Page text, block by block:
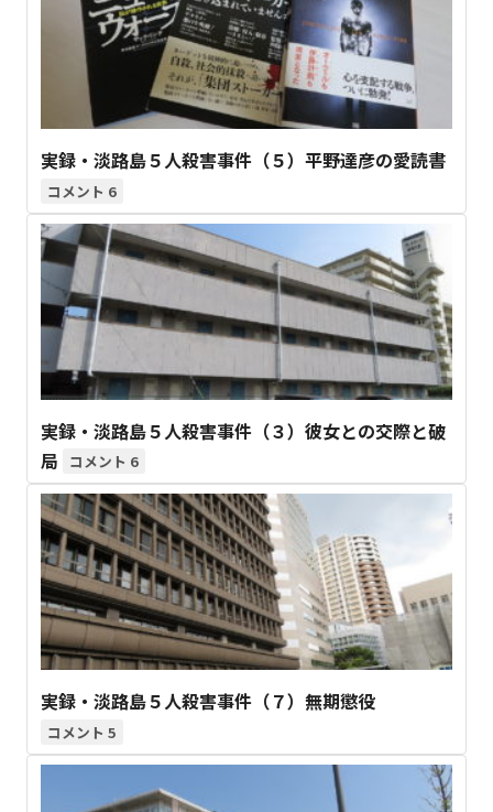
実録・淡路島５人殺害事件（５）平野達彦の愛読書
6
実録・淡路島５人殺害事件（３）彼女との交際と破
局
6
実録・淡路島５人殺害事件（７）無期懲役
5